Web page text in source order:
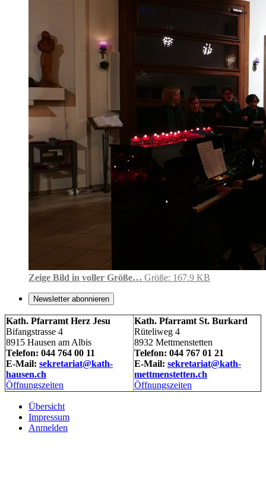
Zeige Bild in voller Größe… Größe: 167.9 KB
Newsletter abonnieren
Kath. Pfarramt Herz Jesu
Bifangstrasse 4
8915 Hausen am Albis
Telefon: 044 764 00 11
E-Mail: sekretariat@kath-
hausen.ch
Öffnungszeiten
Kath. Pfarramt St. Burkard
Rüteliweg 4
8932 Mettmenstetten
Telefon: 044 767 01 21
E-Mail: sekretariat@kath-
mettmenstetten.ch
Öffnungszeiten
Übersicht
Impressum
Anmelden